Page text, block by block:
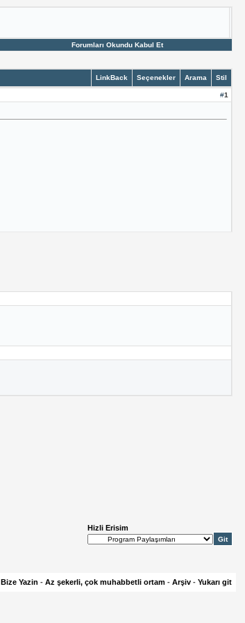
Forumları Okundu Kabul Et
LinkBack Seçenekler Arama Stil
#1
Hizli Erisim
Bize Yazin - Az şekerli, çok muhabbetli ortam - Arşiv - Yukarı git